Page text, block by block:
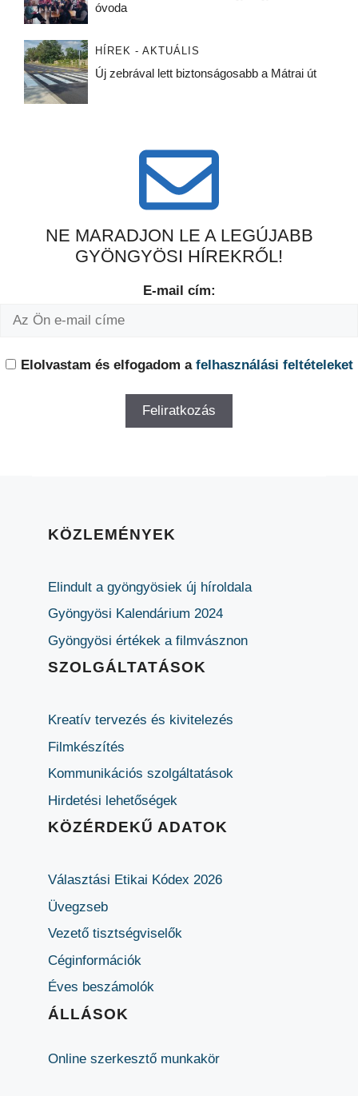
óvoda
HÍREK - AKTUÁLIS
Új zebrával lett biztonságosabb a Mátrai út
NE MARADJON LE A LEGÚJABB
GYÖNGYÖSI HÍREKRŐL!
E-mail cím:
Elolvastam és elfogadom a felhasználási feltételeket
KÖZLEMÉNYEK
Elindult a gyöngyösiek új híroldala
Gyöngyösi Kalendárium 2024
Gyöngyösi értékek a filmvásznon
SZOLGÁLTATÁSOK
Kreatív tervezés és kivitelezés
Filmkészítés
Kommunikációs szolgáltatások
Hirdetési lehetőségek
KÖZÉRDEKŰ ADATOK
Választási Etikai Kódex 2026
Üvegzseb
Vezető tisztségviselők
Céginformációk
Éves beszámolók
ÁLLÁSOK
Online szerkesztő munkakör